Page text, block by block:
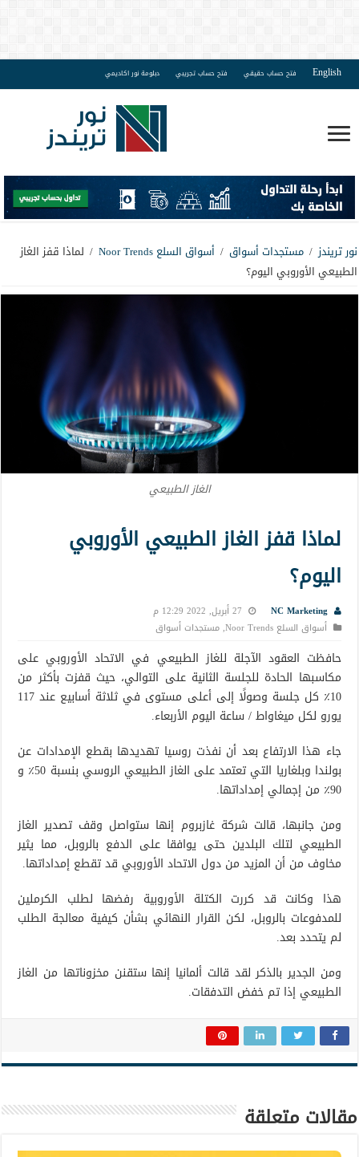
English فتح حساب حقيقي فتح حساب تجريبي دبلومة نور اكاديمي
نور تريندز / مستجدات أسواق / أسواق السلع Noor Trends / لماذا قفز الغاز
الطبيعي الأوروبي اليوم؟
الغاز الطبيعي
لماذا قفز الغاز الطبيعي الأوروبي
اليوم؟
NC Marketing
27 أبريل, 2022 12:29 م
أسواق السلع Noor Trends
,مستجدات أسواق
حافظت العقود الآجلة للغاز الطبيعي في الاتحاد الأوروبي على
مكاسبها الحادة للجلسة الثانية على التوالي، حيث قفزت بأكثر من
10٪ كل جلسة وصولًا إلى أعلى مستوى في ثلاثة أسابيع عند 117
يورو لكل ميغاواط / ساعة اليوم الأربعاء.
جاء هذا الارتفاع بعد أن نفذت روسيا تهديدها بقطع الإمدادات عن
بولندا وبلغاريا التي تعتمد على الغاز الطبيعي الروسي بنسبة 50٪ و
90٪ من إجمالي إمداداتها.
ومن جانبها، قالت شركة غازبروم إنها ستواصل وقف تصدير الغاز
الطبيعي لتلك البلدين حتى يوافقا على الدفع بالروبل، مما يثير
مخاوف من أن المزيد من دول الاتحاد الأوروبي قد تقطع إمداداتها.
هذا وكانت قد كررت الكتلة الأوروبية رفضها لطلب الكرملين
للمدفوعات بالروبل، لكن القرار النهائي بشأن كيفية معالجة الطلب
لم يتحدد بعد.
ومن الجدير بالذكر لقد قالت ألمانيا إنها ستقنن مخزوناتها من الغاز
الطبيعي إذا تم خفض التدفقات.
مقالات متعلقة